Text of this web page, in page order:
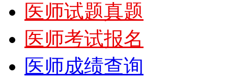
医师试题真题
医师考试报名
医师成绩查询